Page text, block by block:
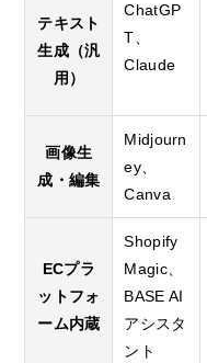
テキスト
生成（汎
用）
ChatGP
T、
Claude
画像生
成・編集
Midjourn
ey、
Canva
ECプラ
ットフォ
ーム内蔵
Shopify
Magic、
BASE AI
アシスタ
ント